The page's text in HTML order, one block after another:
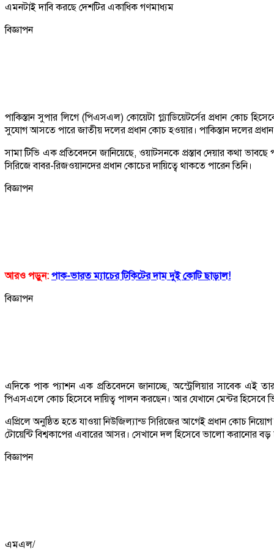
এমনটাই দাবি করছে দেশটির একাধিক গণমাধ্যম
বিজ্ঞাপন
পাকিস্তান সুপার লিগে (পিএসএল) কোয়েটা গ্ল্যাডিয়েটর্সের প্রধান কোচ
সুযোগ আসতে পারে জাতীয় দলের প্রধান কোচ হওয়ার। পাকিস্তান দলের
সামা টিভি এক প্রতিবেদনে জানিয়েছে, ওয়াটসনকে প্রস্তাব দেয়ার কথা
সিরিজে বাবর-রিজওয়ানদের প্রধান কোচের দায়িত্বে থাকতে পারেন তিনি।
বিজ্ঞাপন
আরও পড়ুন: পাক-ভারত ম্যাচের টিকিটের দাম দুই কোটি ছাড়াল!
বিজ্ঞাপন
এদিকে পাক প্যাশন এক প্রতিবেদনে জানাচ্ছে, অস্ট্রেলিয়ার সাবেক এই
পিএসএলে কোচ হিসেবে দায়িত্ব পালন করছেন। আর যেখানে মেন্টর হিসেবে
এপ্রিলে অনুষ্ঠিত হতে যাওয়া নিউজিল্যান্ড সিরিজের আগেই প্রধান কোচ
টোয়েন্টি বিশ্বকাপের এবারের আসর। সেখানে দল হিসেবে ভালো করানোর বড়
বিজ্ঞাপন
এমএল/